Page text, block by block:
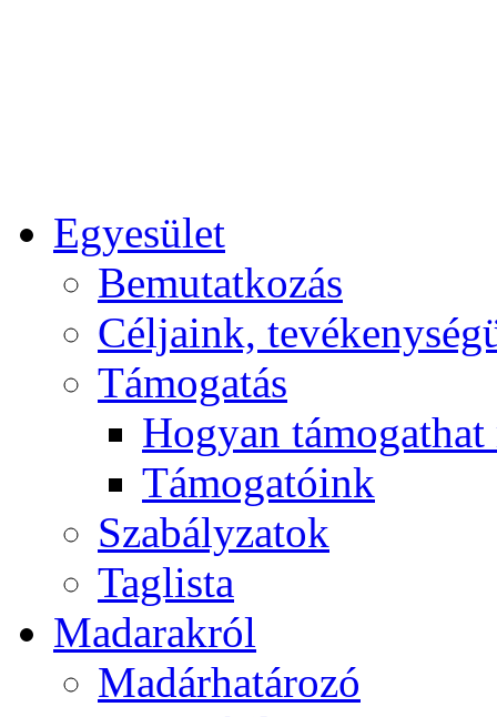
Egyesület
Bemutatkozás
Céljaink,
Támogatás
Hogyan
Támogatóink
Szabályzatok
Taglista
Madarakról
Madárhatározó